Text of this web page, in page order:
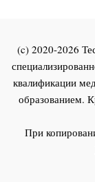
(c) 2020-2026
квалификации
образованием.
При